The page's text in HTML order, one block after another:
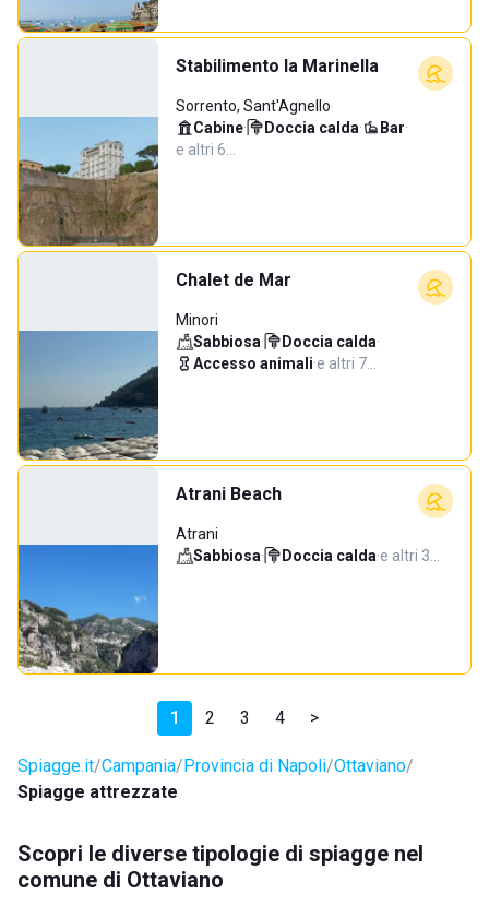
Stabilimento la Marinella
Sorrento, Sant'Agnello
Cabine· Doccia calda· Bar·
e altri 6…
Chalet de Mar
Minori
Sabbiosa· Doccia calda·
Accesso animali·e altri 7…
Atrani Beach
Atrani
Sabbiosa· Doccia calda·e altri 3…
1 2 3 4 >
Spiagge.it Campania Provincia di Napoli Ottaviano
Spiagge attrezzate
Scopri le diverse tipologie di spiagge nel
comune di Ottaviano